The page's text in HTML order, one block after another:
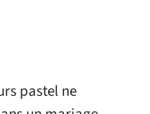
pastel ne